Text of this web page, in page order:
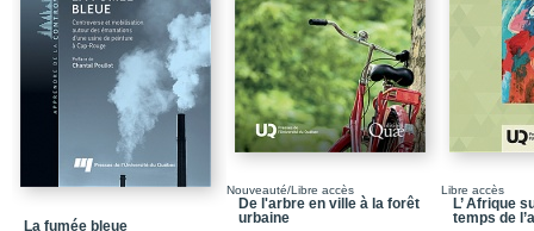
Chapitre 4 / La filière
Chapitre 5 / Le
Chapitre 6 / Le projet
Chapitre 7 / De la
corridors écologiques
cas du projet Authier
La fumée bleue
Nouveauté/Libre accès
De l'arbre en ville à la forêt
urbaine
Libre accès
L’ Afrique
temps de